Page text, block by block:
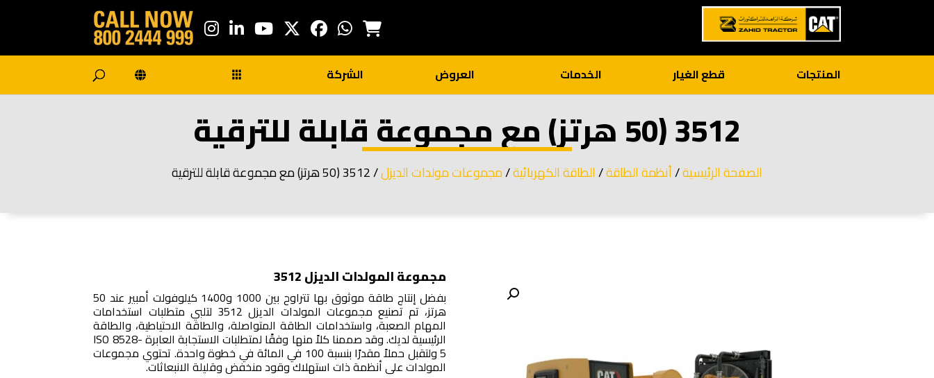
المنتجات قطع الغيار الخدمات العروض الشركة
3512 (50 هرتز) مع مجموعة قابلة للترقية
الصفحة الرئيسية/أنظمة الطاقة/الطاقة الكهربائية/مجموعات مولدات الديزل/ 3512 (50 هرتز) مع مجموعة قابلة للترقية
مجموعة المولدات الديزل 3512
بفضل إنتاج طاقة موثوق بها تتراوح بين 1000 و1400 كيلوفولت أمبير عند 50
هرتز، تم تصنيع مجموعات المولدات الديزل 3512 لتلبي متطلبات استخدامات
المهام الصعبة، واستخدامات الطاقة المتواصلة، والطاقة الاحتياطية، والطاقة
الرئيسية لديك. وقد صممنا كلاً منها وفقًا لمتطلبات الاستجابة العابرة ISO 8528-
5 ولتقبل حملاً مقدرًا بنسبة 100 في المائة في خطوة واحدة. تحتوي مجموعات
المولدات على أنظمة ذات استهلاك وقود منخفض وقليلة الانبعاثات.